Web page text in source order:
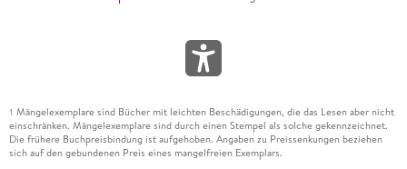
Briten, daraufhin zieht einer seine Waffe, feuert dem Jungen
Würger wie ein erfahrener Erzähler - mit schweren
Spannungsbögen und starken Konstruktionen.
Dennoch weiß man, wie alles endet, wenn man die "Exodus"-
Geschichte kennt: Die Briten übernehmen das Schiff. Es legt
in Haifa an. Die Juden werden auf drei Gefangenenschiffen
1 Mängelexemplare sind Bücher mit leichten Beschädigungen, die das Lesen aber nicht
einschränken. Mängelexemplare sind durch einen Stempel als solche gekennzeichnet.
Die frühere Buchpreisbindung ist aufgehoben. Angaben zu Preissenkungen beziehen
sich auf den gebundenen Preis eines mangelfreien Exemplars.